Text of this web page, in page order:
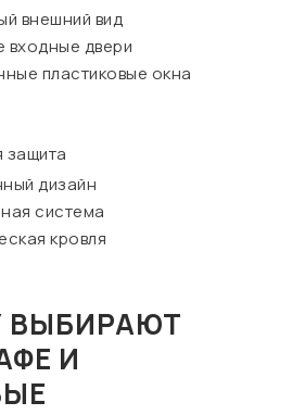
внешний вид
двери
пластиковые окна
дизайн
система
кровля
ВЫБИРАЮТ
И